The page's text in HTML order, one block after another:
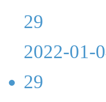
29
2022-01-
29